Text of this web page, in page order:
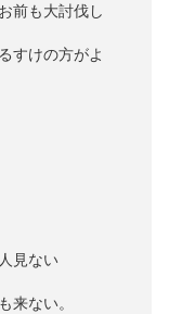
前も大討伐し
すけの方がよ
見ない
来ない。